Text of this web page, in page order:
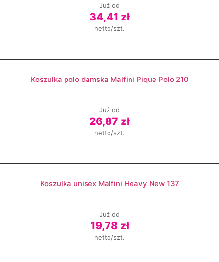
Już od
34,41 zł
netto/szt.
Koszulka polo damska Malfini Pique Polo 210
Już od
26,87 zł
netto/szt.
Koszulka unisex Malfini Heavy New 137
Już od
19,78 zł
netto/szt.